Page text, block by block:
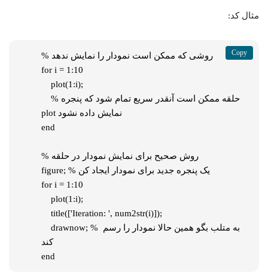
مثال کد:
% روشی که ممکن است نمودار را نمایش ندهد
for i = 1:10
plot(1:i);
% حلقه ممکن است آنقدر سریع تمام شود که پنجره
plot نمایش داده نشود
end
% روش صحیح برای نمایش نمودار در حلقه
figure; % یک پنجره جدید برای نمودار ایجاد کن
for i = 1:10
plot(1:i);
title(['Iteration: ', num2str(i)]);
drawnow; % به متلب بگو همین حالا نمودار را رسم
کند
end